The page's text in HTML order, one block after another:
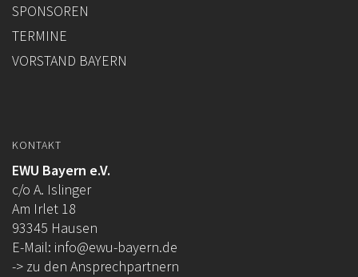
SPONSOREN
TERMINE
VORSTAND BAYERN
KONTAKT
EWU Bayern e.V.
c/o A. Islinger
Am Irlet 18
93345 Hausen
E-Mail: info@ewu-bayern.de
-> zu den Ansprechpartnern